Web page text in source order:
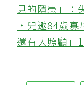
見的隱患」：
‧兒邀84歲寡
還有人照顧」